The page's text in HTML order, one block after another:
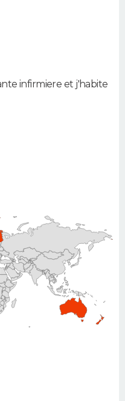
infirmiere et j'habite